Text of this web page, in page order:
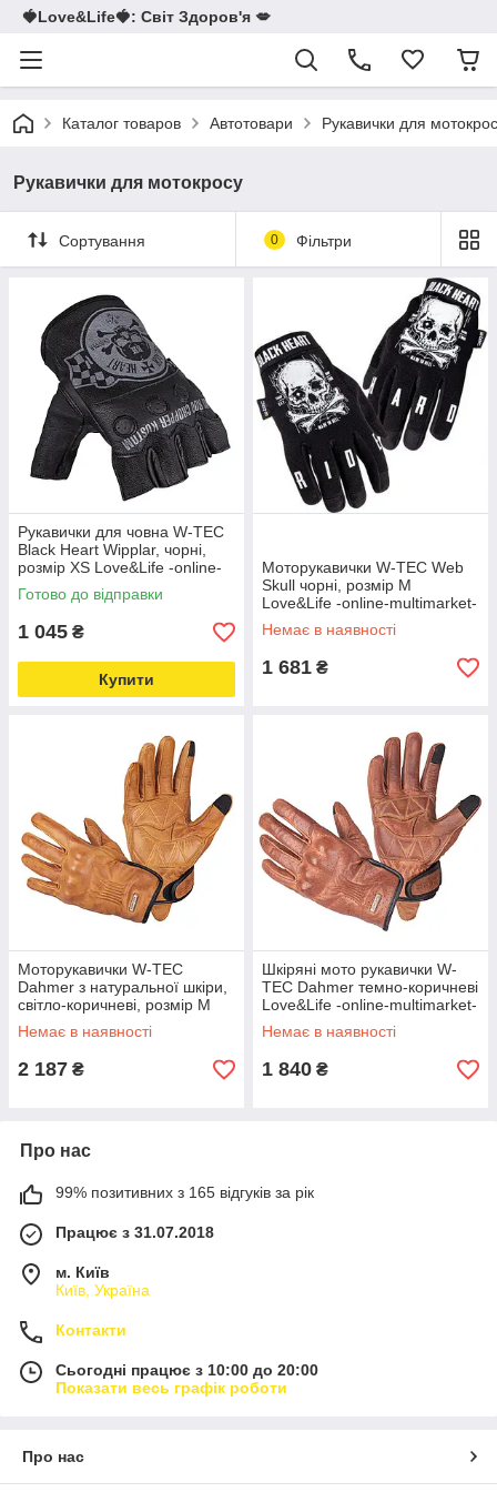
🍓Love&Life🍓: Світ Здоров'я 💋
Каталог товаров Автотовари Рукавички для
Рукавички для мотокросу
Сортування 0 Фільтри
Рукавички для човна W-TEC
Black Heart Wipplar, чорні,
розмір XS Love&Life -online-
multimarket-
Готово до відправки
1 045 ₴
Купити
Моторукавички W-TEC Web
Skull чорні, розмір M
Love&Life -online-multimarket-
Немає в наявності
1 681 ₴
Моторукавички W-TEC
Dahmer з натуральної шкіри,
світло-коричневі, розмір M
Love&Life -online-multimarket-
Немає в наявності
2 187 ₴
Шкіряні мото рукавички W-
TEC Dahmer темно-коричневі
Love&Life -online-multimarket-
Немає в наявності
1 840 ₴
Про нас
99% позитивних з 165 відгуків за рік
Працює з 31.07.2018
м. Київ
Київ, Україна
Контакти
Сьогодні працює з 10:00 до 20:00
Показати весь графік роботи
Про нас